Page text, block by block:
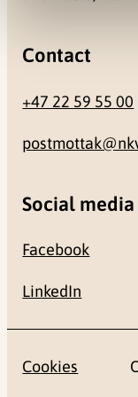
Contact
+47 22 59 55 00
Social media
Facebook
LinkedIn
Cookies